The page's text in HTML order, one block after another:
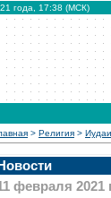
года, 17:38 (МСК)
> Религия >
февраля 2021